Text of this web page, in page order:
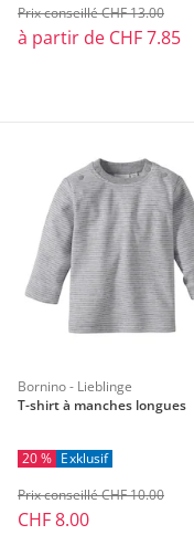
à partir de CHF 7.85
Prix conseillé CHF 13.00
Bornino - Lieblinge
T-shirt à manches longues
20 % Exklusif
CHF 8.00
Prix conseillé CHF 10.00